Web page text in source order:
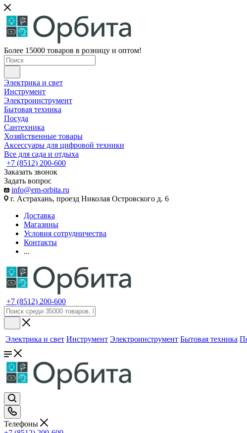
Более 15000 товаров в розницу и оптом!
Электрика и свет
Инструмент
Электроинструмент
Бытовая техника
Посуда
Сантехника
Хозяйственные товары
Аксессуары для цифровой техники
Все для сада и отдыха
+7 (8512) 200-600
Заказать звонок
Задать вопрос
info@em-orbita.ru
г. Астрахань, проезд Николая Островского д. 6
Доставка
Магазины
Условия сотрудничества
Контакты
...
+7 (8512) 200-600
Электрика и свет Инструмент Электроинструмент Бытовая техника
Телефоны